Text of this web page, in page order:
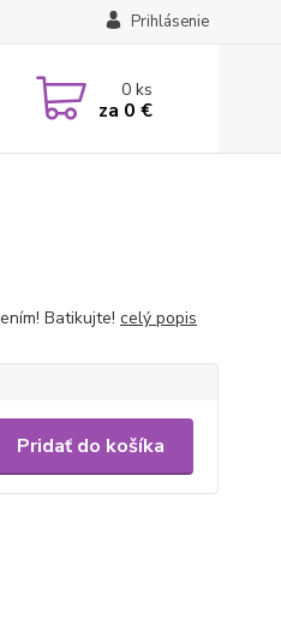
Prihlásenie
0ks
za 0 €
Batikujte! celý popis
Pridať do košíka